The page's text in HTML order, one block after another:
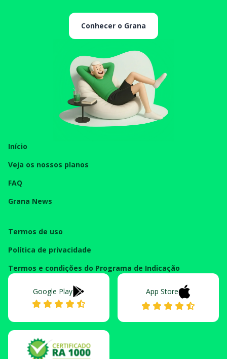
Conhecer o Grana
Início
Veja os nossos planos
FAQ
Grana News
Termos de uso
Política de privacidade
Termos e condições do Programa de Indicação
Google Play App Store